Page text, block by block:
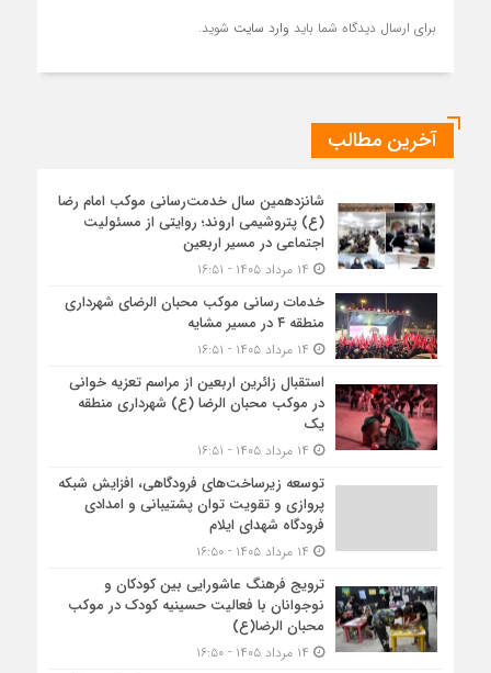
برای ارسال دیدگاه شما باید وارد سایت شوید.
آخرین مطالب
شانزدهمین سال خدمت‌رسانی موکب امام رضا
(ع) پتروشیمی اروند؛ روایتی از مسئولیت
اجتماعی در مسیر اربعین
خدمات رسانی موکب محبان الرضای شهرداری
منطقه ۴ در مسیر مشایه
استقبال زائرین اربعین از مراسم تعزیه خوانی
در موکب محبان الرضا (ع) شهرداری منطقه
یک
توسعه زیرساخت‌های فرودگاهی، افزایش شبکه
پروازی و تقویت توان پشتیبانی و امدادی
فرودگاه شهدای ایلام
ترویج فرهنگ عاشورایی بین کودکان و
نوجوانان با فعالیت حسینیه کودک در موکب
محبان الرضا(ع)